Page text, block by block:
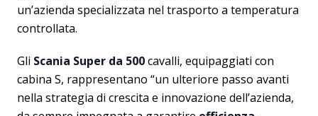
un’azienda specializzata nel trasporto a temperatura
controllata.
Gli Scania Super da 500cavalli, equipaggiati con
cabina S, rappresentano “un ulteriore passo avanti
nella strategia di crescita e innovazione dell’azienda,